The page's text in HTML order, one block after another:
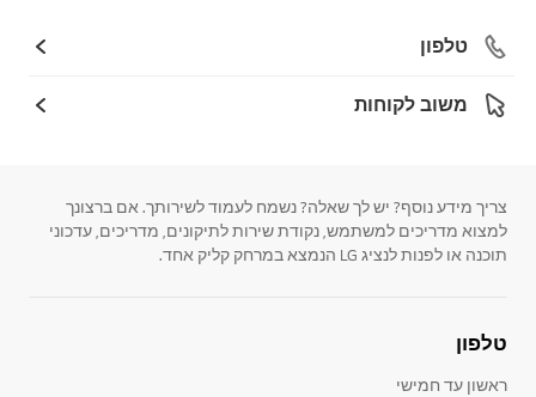
טלפון
משוב לקוחות
צריך מידע נוסף? יש לך שאלה? נשמח לעמוד לשירותך. אם ברצונך
למצוא מדריכים למשתמש, נקודת שירות לתיקונים, מדריכים, עדכוני
תוכנה או לפנות לנציג LG הנמצא במרחק קליק אחד.
טלפון
ראשון עד חמישי